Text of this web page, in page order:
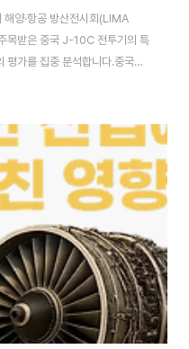
양·항공 방산전시회(LIMA
목받은 중국 J-10C 전투기의 특
평가를 집중 분석합니다.중국의
아·중동 등 신흥국가의 관심을
집단(Chengdu Aircraft
목적(멀티롤) 전투기입니
신 개량형(C형)으로, 중국 공
군 등에서 운용 중입니다.2. ..